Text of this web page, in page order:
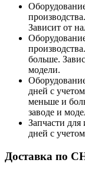
Зависит от
больше.
модели.
дней с
меньше и
заводе и
Запчасти для
дней с
Доставка по